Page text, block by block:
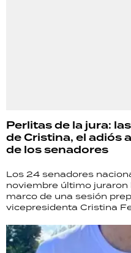
Perlitas de la jura:
de Cristina, el adiós
de los senadores
Los 24 senadores
noviembre último juraron
marco de una sesión
vicepresidenta Cristina